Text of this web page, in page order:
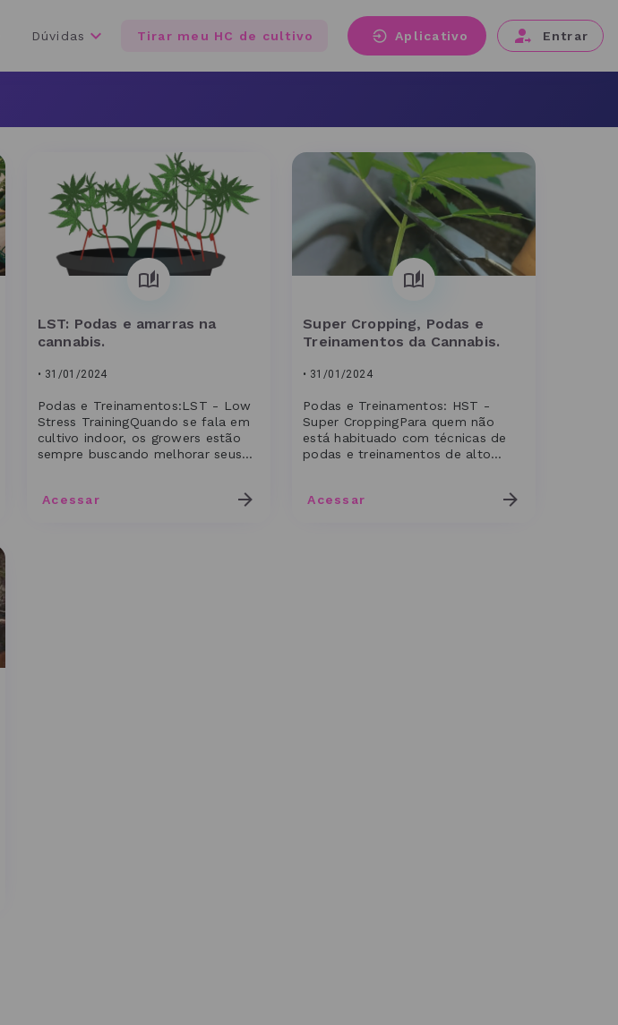
Dúvidas Tirar meu HC de cultivo Aplicativo Entrar
LST: Podas e amarras na
cannabis.
• 31/01/2024
Podas e Treinamentos:LST - Low
Stress TrainingQuando se fala em
cultivo indoor, os growers estão
sempre buscando melhorar seus
Acessar
Super Cropping, Podas e
Treinamentos da Cannabis.
• 31/01/2024
Podas e Treinamentos: HST -
Super CroppingPara quem não
está habituado com técnicas de
podas e treinamentos de alto
Acessar